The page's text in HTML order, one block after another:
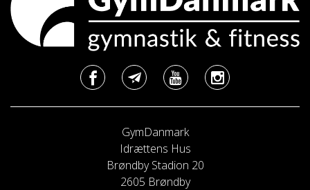
GymDanmark
Idrættens Hus
Brøndby Stadion 20
2605 Brøndby